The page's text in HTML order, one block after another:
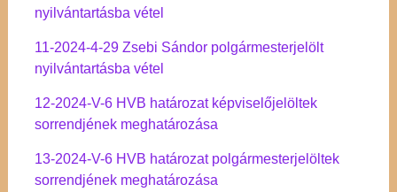
nyilvántartásba vétel
11-2024-4-29 Zsebi Sándor polgármesterjelölt
nyilvántartásba vétel
12-2024-V-6 HVB határozat képviselőjelöltek
sorrendjének meghatározása
13-2024-V-6 HVB határozat polgármesterjelöltek
sorrendjének meghatározása